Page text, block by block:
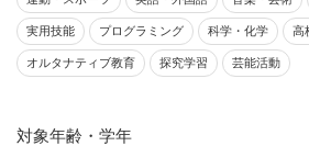
実用技能 プログラミング 科学・化学 高
オルタナティブ教育 探究学習 芸能活動
対象年齢・学年